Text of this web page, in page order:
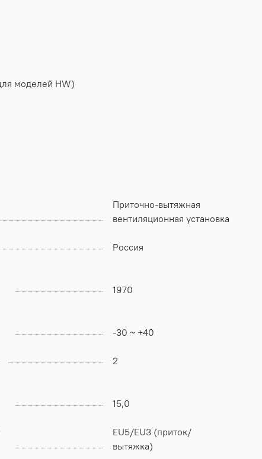
моделей HW)
Приточно-вытяжная
вентиляционная установка
Россия
1970
-30 ~ +40
2
15,0
EU5/EU3 (приток/
вытяжка)